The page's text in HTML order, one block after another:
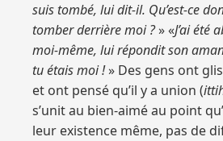
suis tombé, lui dit-il. Qu’est-ce
tomber derrière moi ?» «J’ai été
moi-même, lui répondit son
tu étais moi !» Des gens ont
et ont pensé qu’il y a union (
s’unit au bien-aimé au point
leur existence même, pas de